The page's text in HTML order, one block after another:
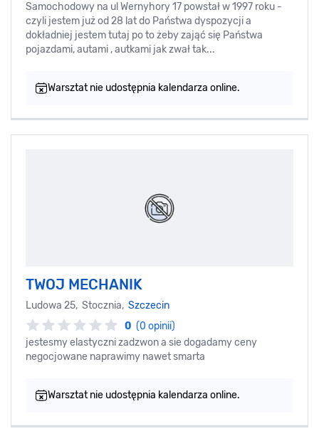
Samochodowy na ul Wernyhory 17 powstał w 1997 roku -
czyli jestem już od 28 lat do Państwa dyspozycji a
dokładniej jestem tutaj po to żeby zająć się Państwa
pojazdami, autami , autkami jak zwał tak...
Warsztat nie udostępnia kalendarza online.
TWOJ MECHANIK
Ludowa 25, Stocznia, Szczecin
0 (0 opinii)
jestesmy elastyczni zadzwon a sie dogadamy ceny
negocjowane naprawimy nawet smarta
Warsztat nie udostępnia kalendarza online.